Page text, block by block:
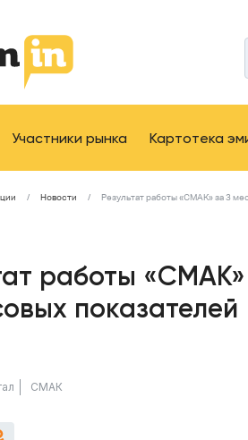
Участники рынка Картотека
Новости Результат работы «СМАК» за 3
работы
показателей
СМАК